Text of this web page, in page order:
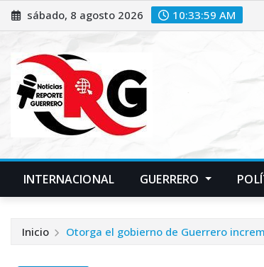
Saltar
al
sábado, 8 agosto 2026 10:34:00 AM
INTERNACIONAL GUERRERO
Inicio Otorga el gobierno de Guerrero